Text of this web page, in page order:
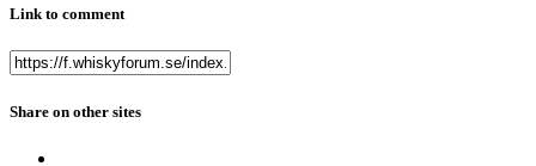
Link to comment
Share on other sites